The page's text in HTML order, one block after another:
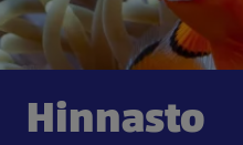
Hinnasto